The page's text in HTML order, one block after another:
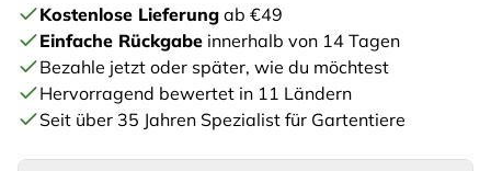
Kostenlose Lieferung ab €49
Einfache Rückgabe innerhalb von 14 Tagen
Bezahle jetzt oder später, wie du möchtest
Hervorragend bewertet in 11 Ländern
Seit über 35 Jahren Spezialist für Gartentiere